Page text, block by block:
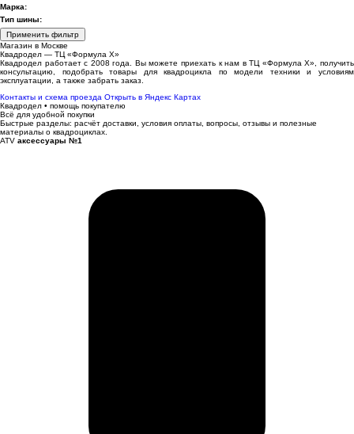
Марка:
Тип шины:
Применить фильтр
Магазин в Москве
Квадродел — ТЦ «Формула Х»
Квадродел работает с 2008 года. Вы можете приехать к нам в ТЦ «Формула Х», получить
консультацию, подобрать товары для квадроцикла по модели техники и условиям
эксплуатации, а также забрать заказ.
Контакты и схема проезда Открыть в Яндекс Картах
Квадродел • помощь покупателю
Всё для удобной покупки
Быстрые разделы: расчёт доставки, условия оплаты, вопросы, отзывы и полезные
материалы о квадроциклах.
ATV аксессуары №1